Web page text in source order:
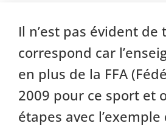
Il n’est pas évident
correspond car
en plus de la FFA
2009 pour ce sport et
étapes avec l’exemple